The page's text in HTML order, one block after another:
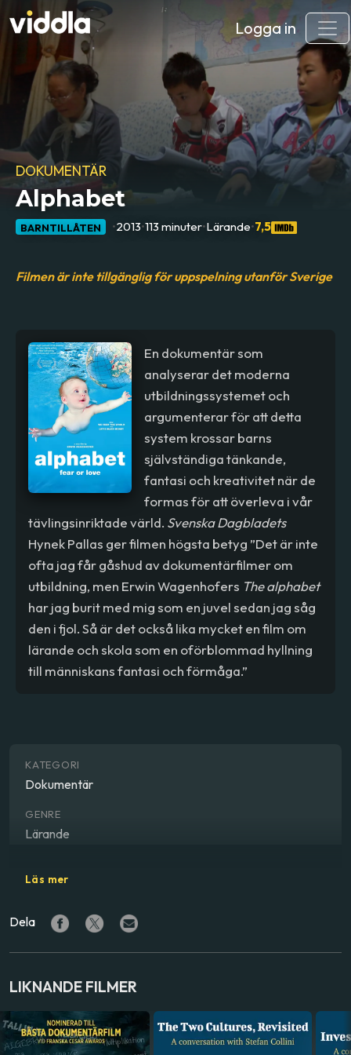
Logga in
DOKUMENTÄR
Alphabet
BARNTILLÅTEN •2013•113 minuter•Lärande•7,5
Filmen är inte tillgänglig för uppspelning utanför Sverige
En dokumentär som
analyserar det moderna
utbildningssystemet och
argumenterar för att detta
system krossar barns
självständiga tänkande,
fantasi och kreativitet när de
formas för att överleva i vår
tävlingsinriktade värld. Svenska Dagbladets
Hynek Pallas ger filmen högsta betyg ”Det är inte
ofta jag får gåshud av dokumentärfilmer om
utbildning, men Erwin Wagenhofers The alphabet
har jag burit med mig som en juvel sedan jag såg
den i fjol. Så är det också lika mycket en film om
lärande och skola som en oförblommad hyllning
till människans fantasi och förmåga.”
KATEGORI
Dokumentär
GENRE
Lärande
Erwin Wagenhofer
LAND
Tyska ,Engelska,Kinesiska
Läs mer
Dela
LIKNANDE FILMER